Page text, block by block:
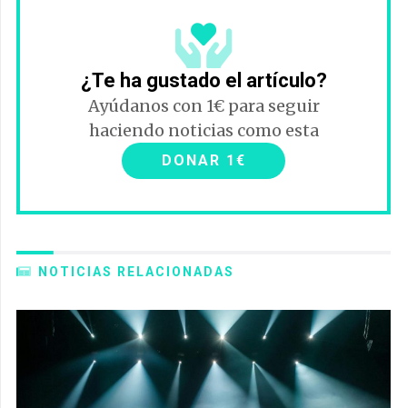
¿Te ha gustado el artículo?
Ayúdanos con 1€ para seguir
haciendo noticias como esta
DONAR 1€
NOTICIAS RELACIONADAS